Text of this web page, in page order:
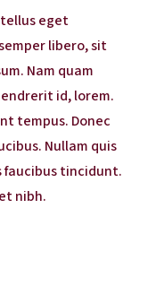
eget
libero, sit
Nam quam
id, lorem.
tempus. Donec
Nullam quis
faucibus tincidunt.
nibh.